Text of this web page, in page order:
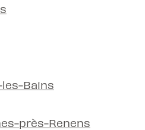
les-Bains
près-Renens